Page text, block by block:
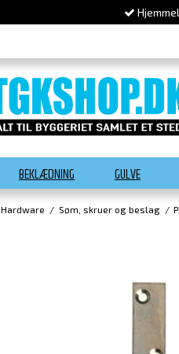
BEKLÆDNING GULVE
Hardware / Søm, skruer og beslag /